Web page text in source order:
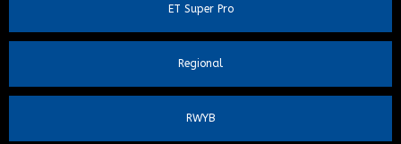
ET Super Pro
Regional
RWYB